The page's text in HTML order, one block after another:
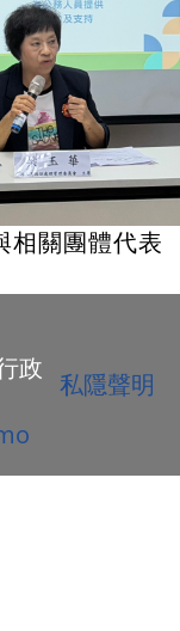
相關團體代表
政
私隱聲明